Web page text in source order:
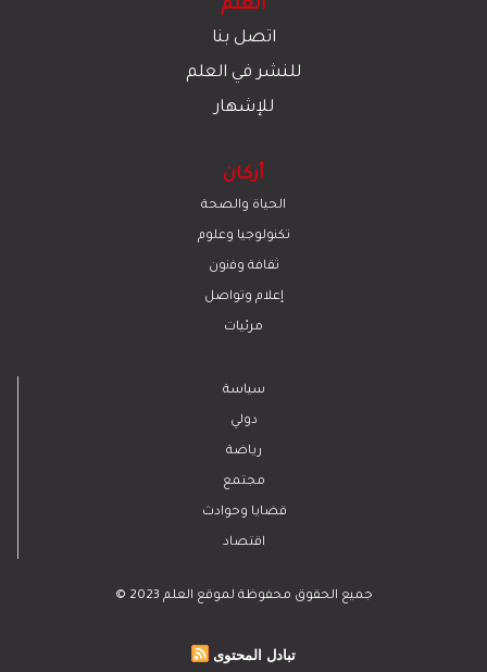
العلم
اتصل بنا
للنشر في العلم
للإشهار
أركان
الحياة والصحة
تكنولوجيا وعلوم
ﺛﻘﺎﻓﺔ وﻓﻧون
إعلام وتواصل
مرئيات
سياسة
دولي
رياضة
مجتمع
قضايا وحوادث
اقتصاد
© 2023 جميع الحقوق محفوظة لموقع العلم
تبادل المحتوى